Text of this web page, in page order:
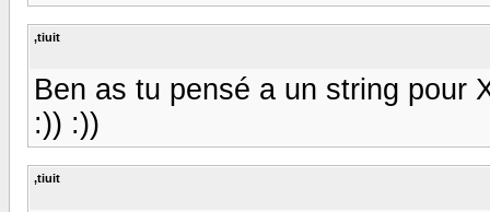
,tiuit
Ben as tu pensé a un string pour
:)) :))
,tiuit